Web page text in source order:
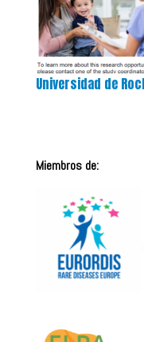
Universidad de
Miembros de: